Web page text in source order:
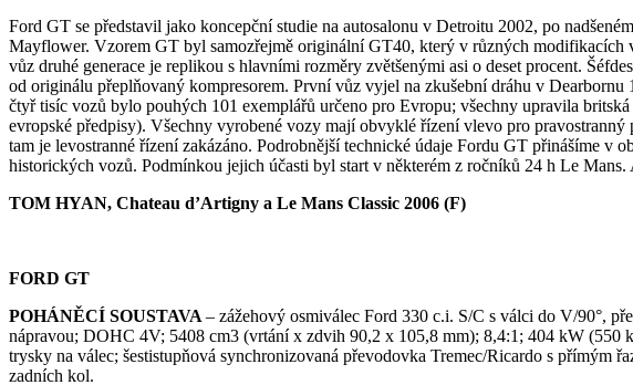
Ford GT se představil jako koncepční studie na autosalonu v Detroitu 2002, po
Mayflower. Vzorem GT byl samozřejmě originální GT40, který v různých modifikacích
vůz druhé generace je replikou s hlavními rozměry zvětšenými asi o deset procent.
od originálu přeplňovaný kompresorem. První vůz vyjel na zkušební dráhu v
čtyř tisíc vozů bylo pouhých 101 exemplářů určeno pro Evropu; všechny upravila
evropské předpisy). Všechny vyrobené vozy mají obvyklé řízení vlevo pro
tam je levostranné řízení zakázáno. Podrobnější technické údaje Fordu GT přinášíme
historických vozů. Podmínkou jejich účasti byl start v některém z ročníků 24 h Le
TOM HYAN, Chateau d’Artigny a Le Mans Classic 2006 (F)
FORD GT
POHÁNĚCÍ SOUSTAVA– zážehový osmiválec Ford 330 c.i. S/C s válci do V/90°,
nápravou; DOHC 4V; 5408 cm3 (vrtání x zdvih 90,2 x 105,8 mm); 8,4:1; 404 kW
trysky na válec; šestistupňová synchronizovaná převodovka Tremec/Ricardo s přímým
zadních kol.